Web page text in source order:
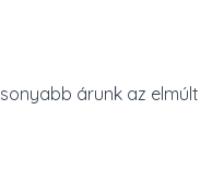
árunk az elmúlt